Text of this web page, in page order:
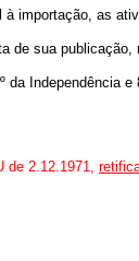
importação, as
de sua
Independência e
de 2.12.1971,